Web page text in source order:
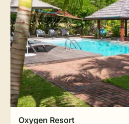
Oxygen Resort